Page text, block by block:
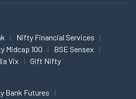
Nifty Financial Services
Midcap 100
BSE Sensex
Vix Gift Nifty
Bank Futures